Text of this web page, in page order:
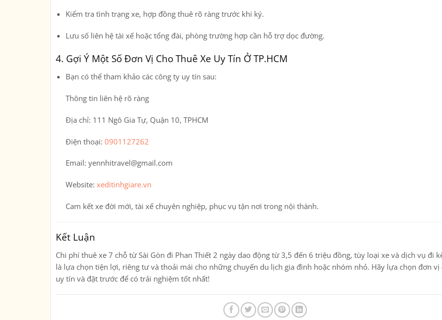
Kiểm tra tình trạng xe, hợp đồng thuê rõ ràng trước khi ký.
Lưu số liên hệ tài xế hoặc tổng đài, phòng trường hợp cần hỗ trợ dọc đường.
4. Gợi Ý Một Số Đơn Vị Cho Thuê Xe Uy Tín Ở TP.HCM
Bạn có thể tham khảo các công ty uy tín sau:
Thông tin liên hệ rõ ràng
Địa chỉ: 111 Ngô Gia Tự, Quận 10, TPHCM
Điện thoại: 0901127262
Email: yennhitravel@gmail.com
Website: xeditinhgiare.vn
Cam kết xe đời mới, tài xế chuyên nghiệp, phục vụ tận nơi trong nội thành.
Kết Luận
Chi phí thuê xe 7 chỗ từ Sài Gòn đi Phan Thiết 2 ngày dao động từ3,5 đến 6 triệu đồng, tùy loại xe và dịch vụ đi
là lựa chọn tiện lợi, riêng tư và thoải mái cho những chuyến du lịch gia đình hoặc nhóm nhỏ. Hãy lựa chọn đơn vị
uy tín và đặt trước để có trải nghiệm tốt nhất!